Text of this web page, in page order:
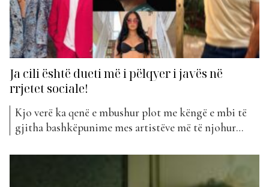
Ja cili është dueti më i pëlqyer i javës në
rrjetet sociale!
Kjo verë ka qenë e mbushur plot me këngë e mbi të
gjitha bashkëpunime mes artistëve më të njohur
quhet vera e bashkëpunimeve. E të shumta ishin të